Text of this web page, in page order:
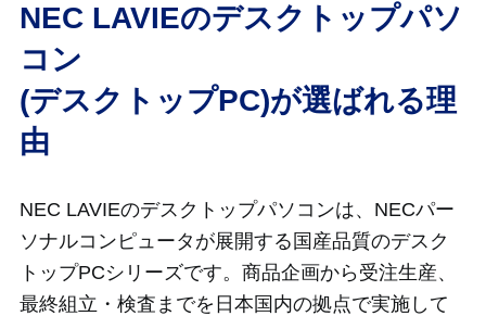
NEC LAVIEのデスクトップパソ
コン
(デスクトップPC)が選ばれる理
由
NEC LAVIEのデスクトップパソコンは、NECパー
ソナルコンピュータが展開する国産品質のデスク
トップPCシリーズです。商品企画から受注生産、
最終組立・検査までを日本国内の拠点で実施して